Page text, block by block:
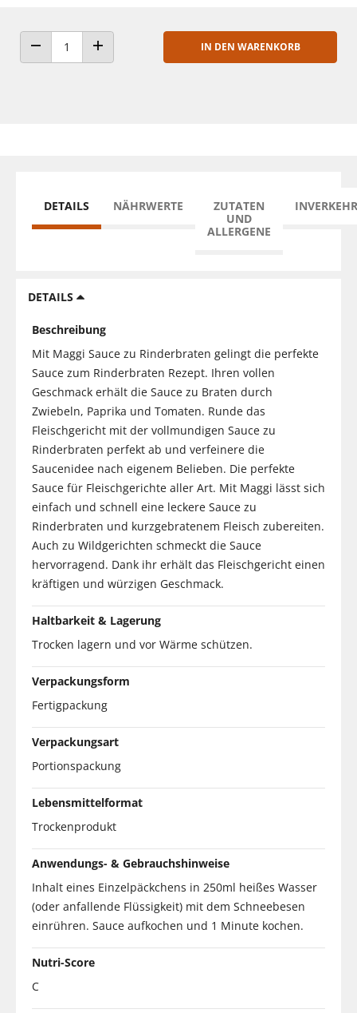
ANZAHL VERRINGERNANZAHL ERHÖHEN
IN DEN WARENKORB
DETAILS NÄHRWERTE
ZUTATEN
UND
ALLERGENE
DETAILS
Beschreibung
Mit Maggi Sauce zu Rinderbraten gelingt die perfekte
Sauce zum Rinderbraten Rezept. Ihren vollen
Geschmack erhält die Sauce zu Braten durch
Zwiebeln, Paprika und Tomaten. Runde das
Fleischgericht mit der vollmundigen Sauce zu
Rinderbraten perfekt ab und verfeinere die
Saucenidee nach eigenem Belieben. Die perfekte
Sauce für Fleischgerichte aller Art. Mit Maggi lässt sich
einfach und schnell eine leckere Sauce zu
Rinderbraten und kurzgebratenem Fleisch zubereiten.
Auch zu Wildgerichten schmeckt die Sauce
hervorragend. Dank ihr erhält das Fleischgericht einen
kräftigen und würzigen Geschmack.
Haltbarkeit & Lagerung
Trocken lagern und vor Wärme schützen.
Verpackungsform
Fertigpackung
Verpackungsart
Portionspackung
Lebensmittelformat
Trockenprodukt
Anwendungs- & Gebrauchshinweise
Inhalt eines Einzelpäckchens in 250ml heißes Wasser
(oder anfallende Flüssigkeit) mit dem Schneebesen
einrühren. Sauce aufkochen und 1 Minute kochen.
Nutri-Score
C